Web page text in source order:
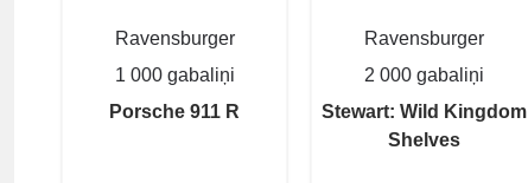
Ravensburger
1 000 gabaliņi
Porsche 911 R
Ravensburger
2 000 gabaliņi
Stewart: Wild Kingdom
Shelves